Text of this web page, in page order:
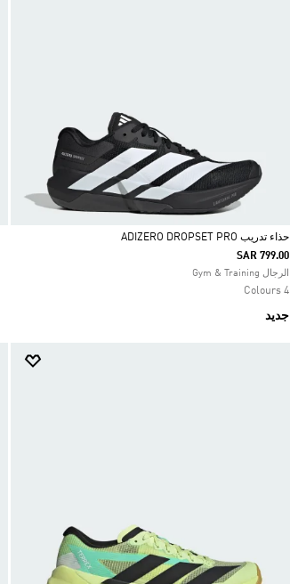
Selected
حذاء تدريب ADIZERO DROPSET PRO
SAR 799.00
الرجال Gym & Training
4 Colours
جديد